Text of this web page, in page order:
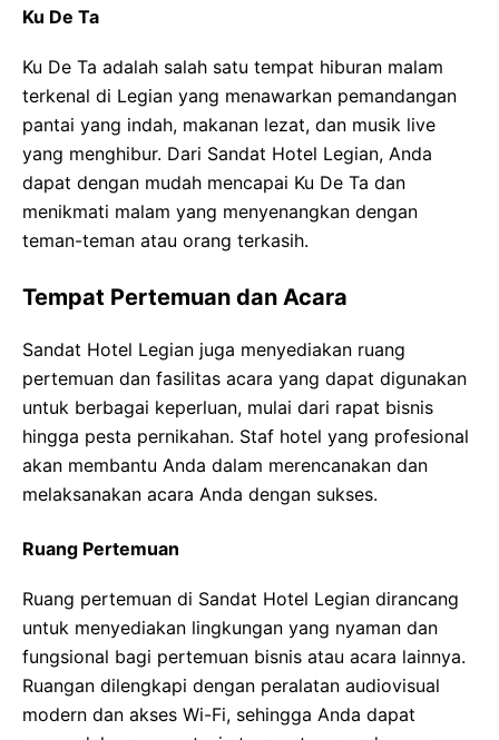
Ku De Ta
Ku De Ta adalah salah satu tempat hiburan malam
terkenal di Legian yang menawarkan pemandangan
pantai yang indah, makanan lezat, dan musik live
yang menghibur. Dari Sandat Hotel Legian, Anda
dapat dengan mudah mencapai Ku De Ta dan
menikmati malam yang menyenangkan dengan
teman-teman atau orang terkasih.
Tempat Pertemuan dan Acara
Sandat Hotel Legian juga menyediakan ruang
pertemuan dan fasilitas acara yang dapat digunakan
untuk berbagai keperluan, mulai dari rapat bisnis
hingga pesta pernikahan. Staf hotel yang profesional
akan membantu Anda dalam merencanakan dan
melaksanakan acara Anda dengan sukses.
Ruang Pertemuan
Ruang pertemuan di Sandat Hotel Legian dirancang
untuk menyediakan lingkungan yang nyaman dan
fungsional bagi pertemuan bisnis atau acara lainnya.
Ruangan dilengkapi dengan peralatan audiovisual
modern dan akses Wi-Fi, sehingga Anda dapat